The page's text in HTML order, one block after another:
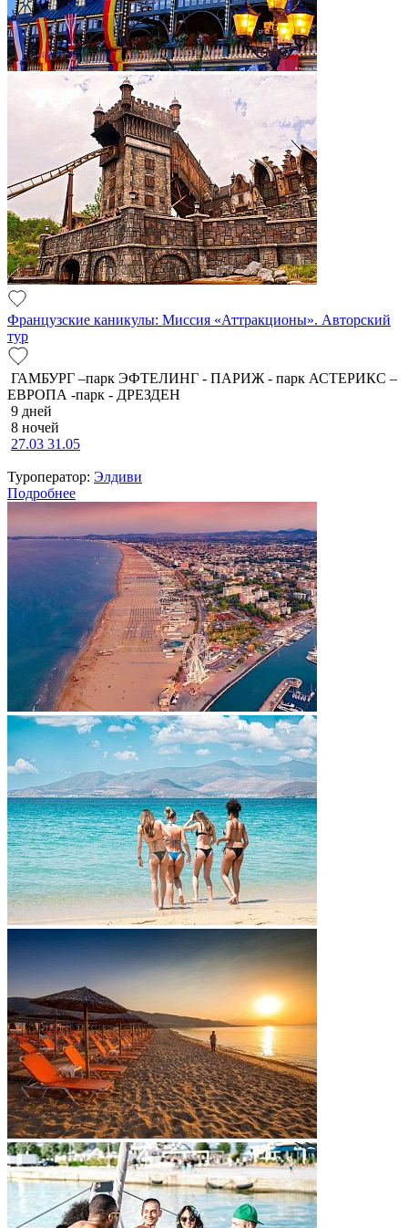
Французские каникулы: Миссия «Аттракционы». Авторский
тур
ГАМБУРГ –парк ЭФТЕЛИНГ - ПАРИЖ - парк АСТЕРИКС –
ЕВРОПА -парк - ДРЕЗДЕН
9 дней
8 ночей
27.03 31.05
Туроператор: Элдиви
Подробнее